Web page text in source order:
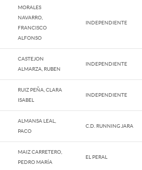
MORALES
NAVARRO,
FRANCISCO
ALFONSO
INDEPENDIENTE
CASTEJON
ALMARZA, RUBEN
INDEPENDIENTE
RUIZ PEÑA, CLARA
ISABEL
INDEPENDIENTE
ALMANSA LEAL,
PACO
C.D. RUNNING JARA
MAIZ CARRETERO,
PEDRO MARÍA
EL PERAL